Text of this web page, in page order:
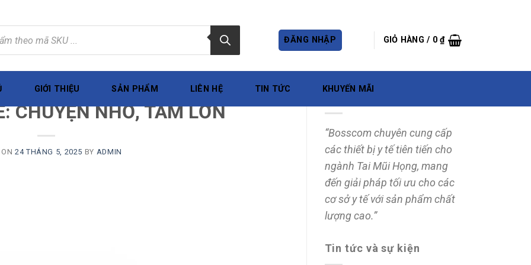
ĐĂNG NHẬP GIỎ HÀNG / 0₫
GIỚI THIỆU SẢN PHẨM LIÊN HỆ TIN TỨC KHUYẾN MÃI
TIN NỘI BỘ
CHUYỆN NHỎ, TÂM LỚN
ON24 THÁNG 5, 2025 BY ADMIN
“Bosscom chuyên cung cấp
các thiết bị y tế tiên tiến cho
ngành Tai Mũi Họng, mang
đến giải pháp tối ưu cho các
cơ sở y tế với sản phẩm chất
lượng cao.”
Tin tức và sự kiện